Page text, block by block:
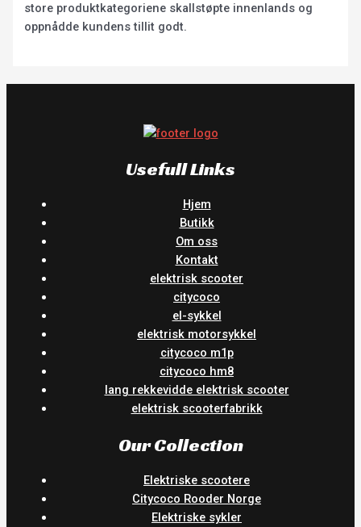
store produktkategoriene skallstøpte innenlands og
oppnådde kundens tillit godt.
Usefull Links
Hjem
Butikk
Om oss
Kontakt
elektrisk scooter
citycoco
el-sykkel
elektrisk motorsykkel
citycoco m1p
citycoco hm8
lang rekkevidde elektrisk scooter
elektrisk scooterfabrikk
Our Collection
Elektriske scootere
Citycoco Rooder Norge
Elektriske sykler